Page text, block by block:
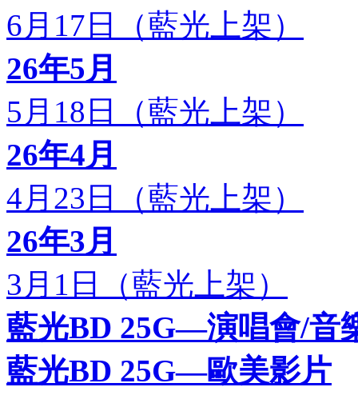
6月17日（藍光上架）
26年5月
5月18日（藍光上架）
26年4月
4月23日（藍光上架）
26年3月
3月1日（藍光上架）
藍光BD 25G—演唱會/音
藍光BD 25G—歐美影片